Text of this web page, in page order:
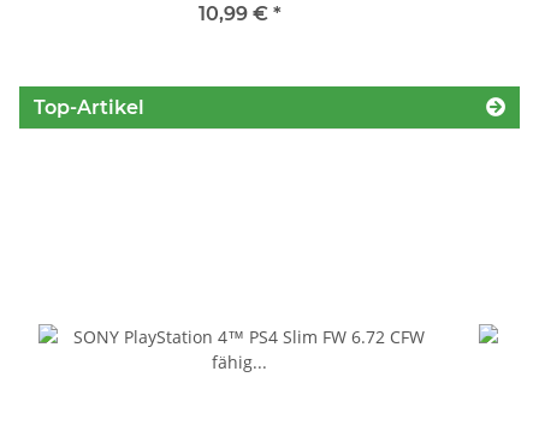
10,99 € *
Top-Artikel